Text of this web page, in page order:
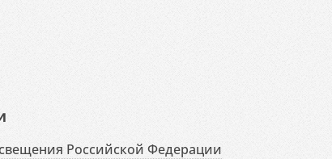
Российской Федерации